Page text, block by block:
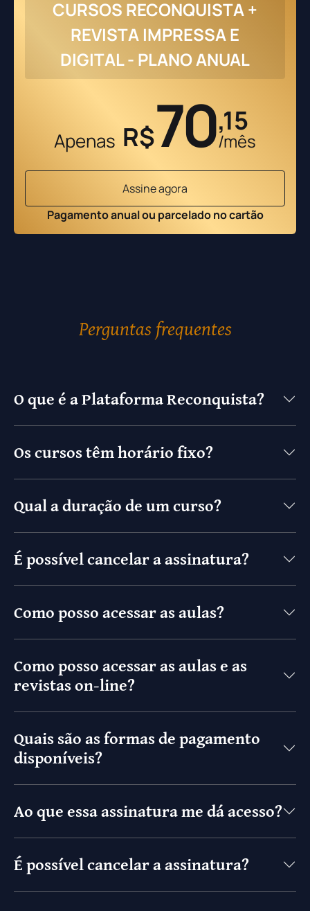
CURSOS RECONQUISTA +
REVISTA IMPRESSA E
DIGITAL - PLANO ANUAL
Apenas R$70,15
/mês
Assine agora
Pagamento anual ou parcelado no cartão
Perguntas frequentes
O que é a Plataforma Reconquista?
Os cursos têm horário fixo?
Qual a duração de um curso?
É possível cancelar a assinatura?
Como posso acessar as aulas?
Como posso acessar as aulas e as
revistas on-line?
Quais são as formas de pagamento
disponíveis?
Ao que essa assinatura me dá acesso?
É possível cancelar a assinatura?